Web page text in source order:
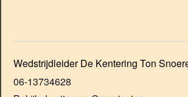
Wedstrijdleider De Kentering Ton
06-13734628